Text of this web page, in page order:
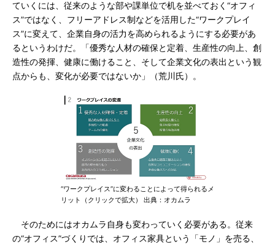
ていくには、従来のような部や課単位で机を並べておく“オフィ
ス”ではなく、フリーアドレス制などを活用した“ワークプレイ
ス”に変えて、企業自身の活力を高められるようにする必要があ
るというわけだ。「優秀な人材の確保と定着、生産性の向上、創
造性の発揮、健康に働けること、そして企業文化の表出という観
点からも、変化が必要ではないか」（荒川氏）。
“ワークプレイス”に変わることによって得られるメ
リット（クリックで拡大） 出典：オカムラ
そのためにはオカムラ自身も変わっていく必要がある。従来
の“オフィス”づくりでは、オフィス家具という「モノ」を売る、